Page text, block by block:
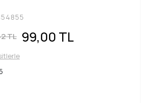
TL 99,00 TL